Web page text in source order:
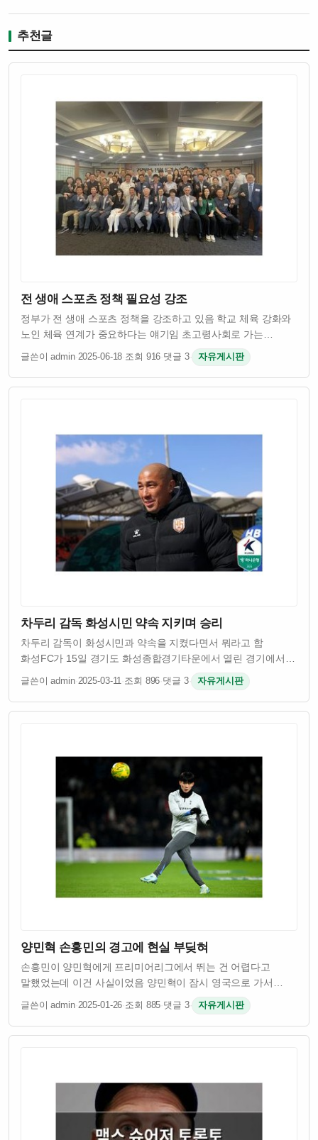
추천글
전 생애 스포츠 정책 필요성 강조
정부가 전 생애 스포츠 정책을 강조하고 있음 학교 체육 강화와
노인 체육 연계가 중요하다는 얘기임 초고령사회로 가는
한국에서 건강한 노년을 위한 체육 정책이 절실함 스포츠를
통해 어릴 때부터 건강하게 키우고 늙을수록도 운동으로 삶의
질 유지하려는 접근이 필요하다는 거임…
글쓴이 admin·2025-06-18·조회 916·댓글 3· 자유게시판
차두리 감독 화성시민 약속 지키며 승리
차두리 감독이 화성시민과 약속을 지켰다면서 뭐라고 함
화성FC가 15일 경기도 화성종합경기타운에서 열린 경기에서
승리를 거뒀음 차두리 감독이 이끄는 팀이었고 시민들이
기대했던 결과였다고 함 원래 차두리 감독은 화성시민들에게
승리를 약속했었다고 하던데 그 약속을 실제로 …
글쓴이 admin·2025-03-11·조회 896·댓글 3· 자유게시판
양민혁 손흥민의 경고에 현실 부딪혀
손흥민이 양민혁에게 프리미어리그에서 뛰는 건 어렵다고
말했었는데 이건 사실이었음 양민혁이 잠시 영국으로 가서
테스트를 받았는데 결과가 좋지 않았다고 함 프리미어리그는
세계 최고 수준의 리그라서 선수들이 들어가기 쉽지 않다는 걸
손흥민이 잘 알고 있었던 거임 양민혁은 어…
글쓴이 admin·2025-01-26·조회 885·댓글 3· 자유게시판